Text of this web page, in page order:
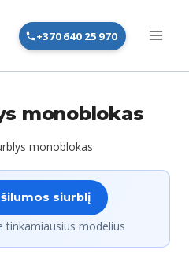
+370 640 25 970
monoblokas
monoblokas
siurblį
modelius